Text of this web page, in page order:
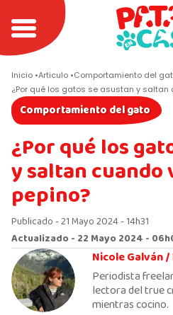
Inicio Articulo Comportamiento del
¿Por qué los gatos se asustan y saltan
Comportamiento del gato
¿Por qué los
y saltan cuando
pepino?
Publicado - 21 Mayo 2024 - 14h31
Actualizado - 22 Mayo 2024 -
Nicole Galván /
Periodista
lectora del true
mientras cocino.